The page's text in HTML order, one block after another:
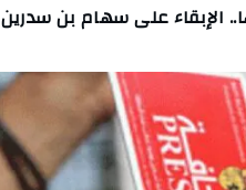
الإبقاء على سهام بن سدرين